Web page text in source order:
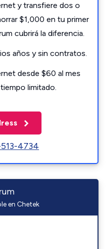
y transfiere dos o
$1,000 en tu primer
cubrirá la diferencia.
años y sin contratos.
desde $60 al mes
limitado.
4734
en Chetek